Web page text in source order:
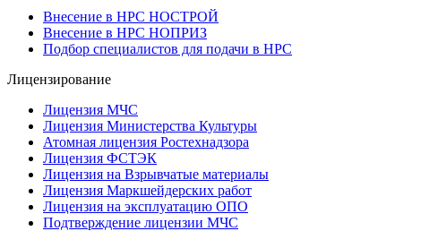
Внесение в НРС НОСТРОЙ
Внесение в НРС НОПРИЗ
Подбор специалистов для подачи в НРС
Лицензирование
Лицензия МЧС
Лицензия Министерства Культуры
Атомная лицензия Ростехнадзора
Лицензия ФСТЭК
Лицензия на Взрывчатые материалы
Лицензия Маркшейдерских работ
Лицензия на эксплуатацию ОПО
Подтверждение лицензии МЧС